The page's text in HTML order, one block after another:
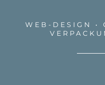
WEB-DESIGN •